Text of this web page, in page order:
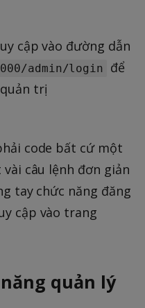
cập vào đường dẫn
admin/login
để
trị
code bất cứ một
câu lệnh đơn giản
tay chức năng đăng
cập vào trang
quản lý